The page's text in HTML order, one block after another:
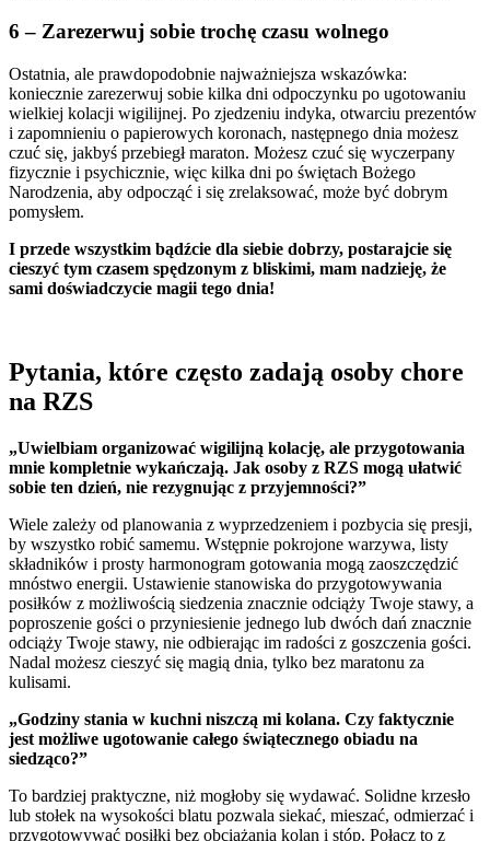
6 – Zarezerwuj sobie trochę czasu wolnego
Ostatnia, ale prawdopodobnie najważniejsza wskazówka:
koniecznie zarezerwuj sobie kilka dni odpoczynku po ugotowaniu
wielkiej kolacji wigilijnej. Po zjedzeniu indyka, otwarciu prezentów
i zapomnieniu o papierowych koronach, następnego dnia możesz
czuć się, jakbyś przebiegł maraton. Możesz czuć się wyczerpany
fizycznie i psychicznie, więc kilka dni po świętach Bożego
Narodzenia, aby odpocząć i się zrelaksować, może być dobrym
pomysłem.
I przede wszystkim bądźcie dla siebie dobrzy, postarajcie się
cieszyć tym czasem spędzonym z bliskimi, mam nadzieję, że
sami doświadczycie magii tego dnia!
Pytania, które często zadają osoby chore
na RZS
„Uwielbiam organizować wigilijną kolację, ale przygotowania
mnie kompletnie wykańczają. Jak osoby z RZS mogą ułatwić
sobie ten dzień, nie rezygnując z przyjemności?”
Wiele zależy od planowania z wyprzedzeniem i pozbycia się presji,
by wszystko robić samemu. Wstępnie pokrojone warzywa, listy
składników i prosty harmonogram gotowania mogą zaoszczędzić
mnóstwo energii. Ustawienie stanowiska do przygotowywania
posiłków z możliwością siedzenia znacznie odciąży Twoje stawy, a
poproszenie gości o przyniesienie jednego lub dwóch dań znacznie
odciąży Twoje stawy, nie odbierając im radości z goszczenia gości.
Nadal możesz cieszyć się magią dnia, tylko bez maratonu za
kulisami.
„Godziny stania w kuchni niszczą mi kolana. Czy faktycznie
jest możliwe ugotowanie całego świątecznego obiadu na
siedząco?”
To bardziej praktyczne, niż mogłoby się wydawać. Solidne krzesło
lub stołek na wysokości blatu pozwala siekać, mieszać, odmierzać i
przygotowywać posiłki bez obciążania kolan i stóp. Połącz to z